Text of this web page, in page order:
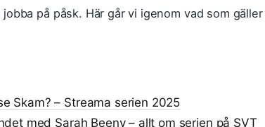
jobba på påsk. Här går vi igenom vad som
Skam? – Streama serien 2025
med Sarah Beeny – allt om serien på SVT